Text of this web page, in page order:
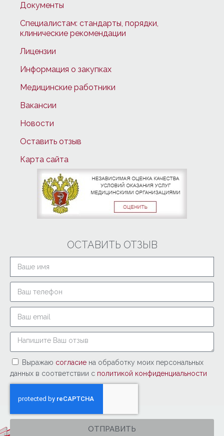
Документы
Специалистам: стандарты, порядки,
клинические рекомендации
Лицензии
Информация о закупках
Медицинские работники
Вакансии
Новости
Оставить отзыв
Карта сайта
ОСТАВИТЬ ОТЗЫВ
Выражаю согласие на обработку моих персональных
данных в соответствии с политикой конфиденциальности
ОТПРАВИТЬ